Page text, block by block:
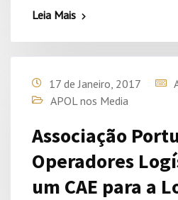
Leia Mais
17 de Janeiro, 2017
APOL nos Media
Associação
Operadores
um CAE para a